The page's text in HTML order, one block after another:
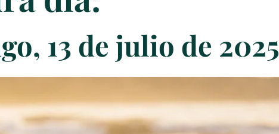
13 de julio de 2025